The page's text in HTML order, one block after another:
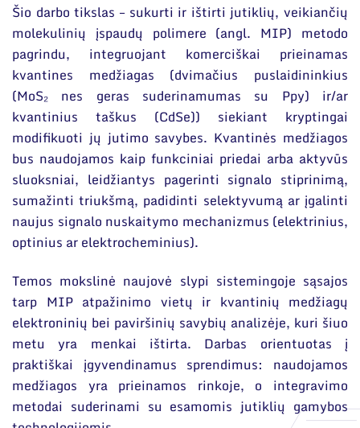
Dokumentai
Šio darbo tikslas – sukurti ir ištirti jutiklių, veikiančių
molekulinių įspaudų polimere (angl. MIP) metodo
pagrindu, integruojant komerciškai prieinamas
kvantines medžiagas (dvimačius puslaidininkius
(MoS₂ nes geras suderinamumas su Ppy) ir/ar
kvantinius taškus (CdSe)) siekiant kryptingai
modifikuoti jų jutimo savybes. Kvantinės medžiagos
bus naudojamos kaip funkciniai priedai arba aktyvūs
sluoksniai, leidžiantys pagerinti signalo stiprinimą,
sumažinti triukšmą, padidinti selektyvumą ar įgalinti
naujus signalo nuskaitymo mechanizmus (elektrinius,
optinius ar elektrocheminius).
Temos mokslinė naujovė slypi sistemingoje sąsajos
tarp MIP atpažinimo vietų ir kvantinių medžiagų
elektroninių bei paviršinių savybių analizėje, kuri šiuo
metu yra menkai ištirta. Darbas orientuotas į
praktiškai įgyvendinamus sprendimus: naudojamos
medžiagos yra prieinamos rinkoje, o integravimo
metodai suderinami su esamomis jutiklių gamybos